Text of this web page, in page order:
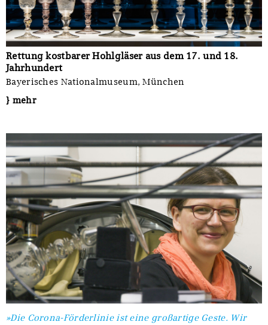
Rettung kostbarer Hohlgläser aus dem 17. und 18.
Jahrhundert
Bayerisches Nationalmuseum, München
} mehr
»Die Corona-Förderlinie ist eine großartige Geste. Wir